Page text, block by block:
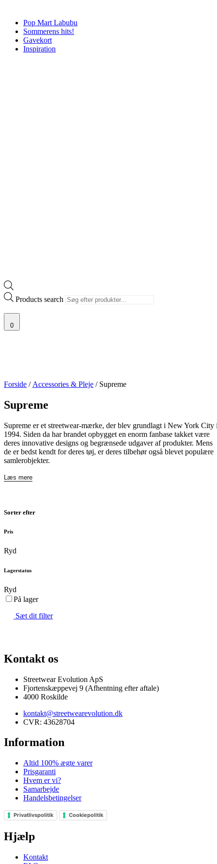
Pop Mart Labubu
Sommerens hits!
Gavekort
Inspiration
Products search
0
Forside / Accessories & Pleje / Supreme
Supreme
Supreme er et streetwear-mærke, der blev grundlagt i New York City
1994. Siden da har brandet opbygget en enorm fanbase takket være
deres innovative designs og begrænsede udgaver af produkter. Mens
de er bedst kendt for deres tøj, er deres tilbehør også blevet populære
samlerobjekter.
Læs mere
Sorter efter
Pris
Ryd
Lagerstatus
Ryd
På lager
Sæt dit filter
Kontakt os
Streetwear Evolution ApS
Fjortenskæppevej 9 (Afhentning efter aftale)
4000 Roskilde
kontakt@streetwearevolution.dk
CVR: 43628704
Information
Altid 100% ægte varer
Prisgaranti
Hvem er vi?
Samarbejde
Handelsbetingelser
Privatlivspolitik Cookiepolitik
Hjælp
Kontakt